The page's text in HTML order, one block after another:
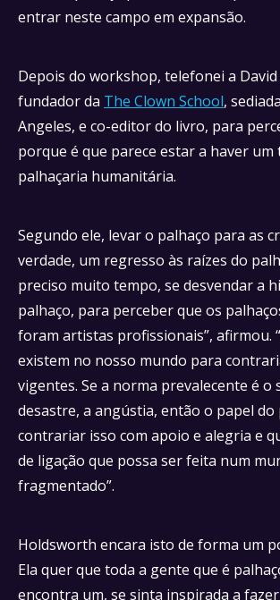
entrar neste campo em expansão.
Depois do workshop, telefonei a
fundador da The Clown School,
Angeles, e co-editor do livro, para
porque é que parece estar a haver um
palhaçaria humanitária.
Segundo ele, levar o palhaço para as
verdade, um regresso às raízes do
preciso muito tempo, se desvendar a
palhaço, para perceber que os
foram artistas profissionais”, afirmou.
existem no nosso mundo para
vigentes. Se a norma prevalecente é
desastre, a angústia, então o papel do
contrariar isso com apoio e alegria e
de ligação que possa ser feita num
fragmentado”.
Holdsworth encara isto de forma um
Ela quer que toda a gente que é
encontra um, se sinta inspirada a